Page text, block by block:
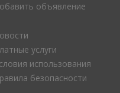
объявление
услуги
использования
безопасности